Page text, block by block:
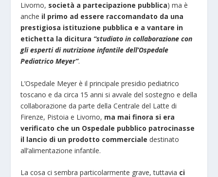
Livorno, società a partecipazione pubblica) ma è
anche il primo ad essere raccomandato da una
prestigiosa istituzione pubblica e a vantare in
etichetta la dicitura “studiato in collaborazione con
gli esperti di nutrizione infantile dell’Ospedale
Pediatrico Meyer”.
L’Ospedale Meyer è il principale presidio pediatrico
toscano e da circa 15 anni si avvale del sostegno e della
collaborazione da parte della Centrale del Latte di
Firenze, Pistoia e Livorno, ma mai finora si era
verificato che un Ospedale pubblico patrocinasse
il lancio di un prodotto commerciale destinato
all’alimentazione infantile.
La cosa ci sembra particolarmente grave, tuttavia ci